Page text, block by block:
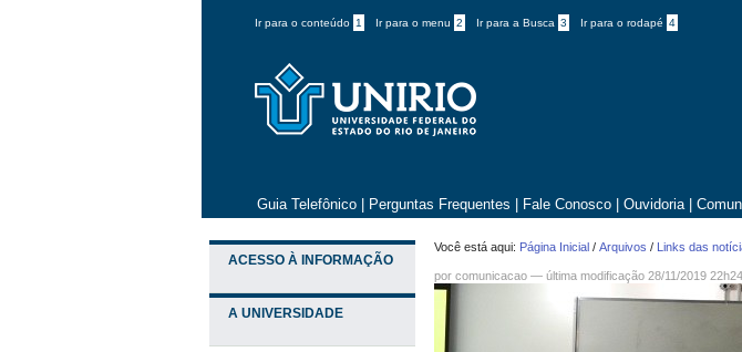
Ir para o conteúdo 1 Ir para o menu 2 Ir para a Busca 3 Ir para o rodapé 4
Guia Telefônico Perguntas Frequentes Fale Conosco Ouvidoria
ACESSO À INFORMAÇÃO
A UNIVERSIDADE
Você está aqui: Página Inicial /Arquivos / Links das
por comunicacao —última modificação 28/11/2019 22h24